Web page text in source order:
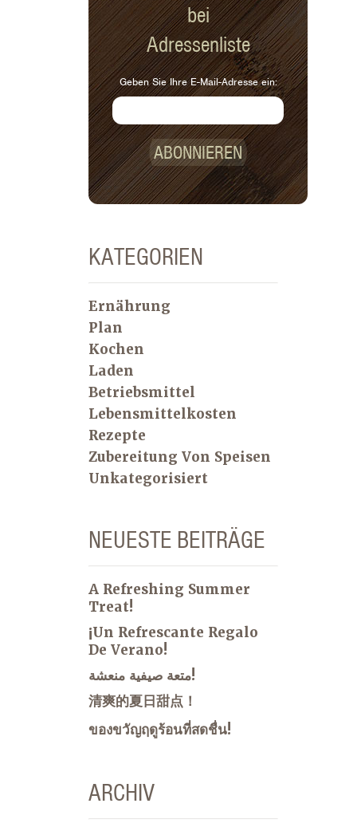
bei
Adressenliste
Geben Sie Ihre E-Mail-Adresse ein:
ABONNIEREN
KATEGORIEN
Ernährung
Plan
Kochen
Laden
Betriebsmittel
Lebensmittelkosten
Rezepte
Zubereitung Von Speisen
Unkategorisiert
NEUESTE BEITRÄGE
A Refreshing Summer
Treat!
¡Un Refrescante Regalo
De Verano!
متعة صيفية منعشة!
清爽的夏日甜点！
ของขวัญฤดูร้อนที่สดชื่น!
ARCHIV